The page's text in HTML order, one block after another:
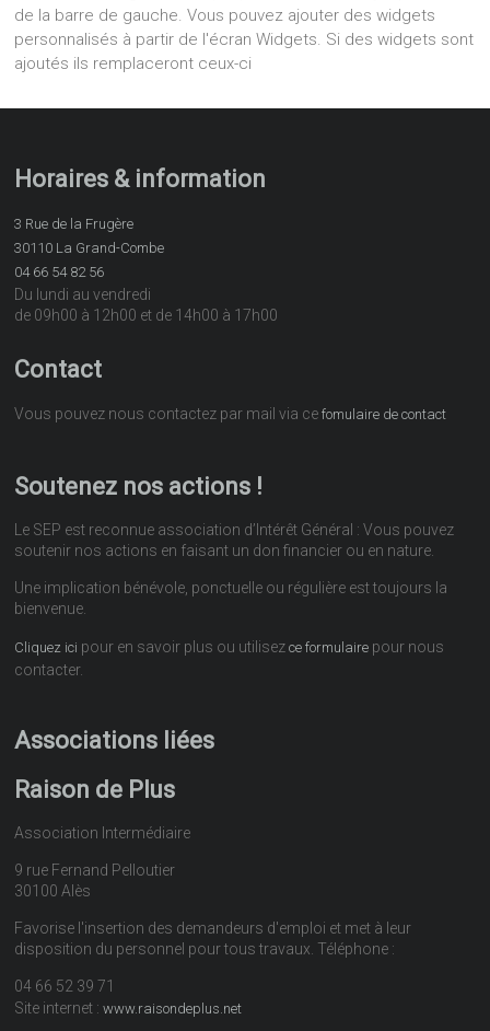
de la barre de gauche. Vous pouvez ajouter des widgets
personnalisés à partir de l'écran Widgets. Si des widgets sont
ajoutés ils remplaceront ceux-ci
Horaires & information
3 Rue de la Frugère
30110 La Grand-Combe
04 66 54 82 56
Du lundi au vendredi
de 09h00 à 12h00 et de 14h00 à 17h00
Contact
Vous pouvez nous contactez par mail via cefomulaire de contact
Soutenez nos actions !
Le SEP est reconnue association d’Intérêt Général : Vous pouvez
soutenir nos actions en faisant un don financier ou en nature.
Une implication bénévole, ponctuelle ou régulière est toujours la
bienvenue.
Cliquez ici pour en savoir plus ou utilisezce formulaire pour nous
contacter.
Associations liées
Raison de Plus
Association Intermédiaire
9 rue Fernand Pelloutier
30100 Alès
Favorise l'insertion des demandeurs d'emploi et met à leur
disposition du personnel pour tous travaux. Téléphone :
04 66 52 39 71
Site internet :www.raisondeplus.net